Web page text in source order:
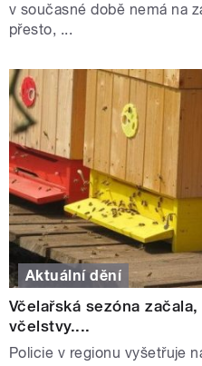
v současné době nemá na
přesto, ...
Aktuální dění
Včelařská sezóna
včelstvy....
Policie v regionu vyšetřuje